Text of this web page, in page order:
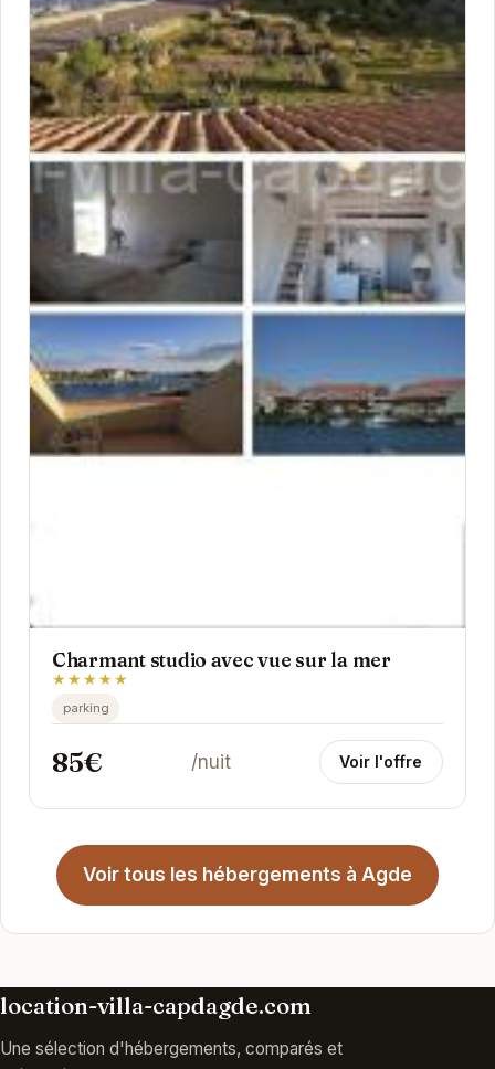
Charmant studio avec vue sur la mer
★★★★★
parking
85€ /nuit Voir l'offre
Voir tous les hébergements à Agde
location-villa-capdagde.com
Une sélection d'hébergements, comparés et